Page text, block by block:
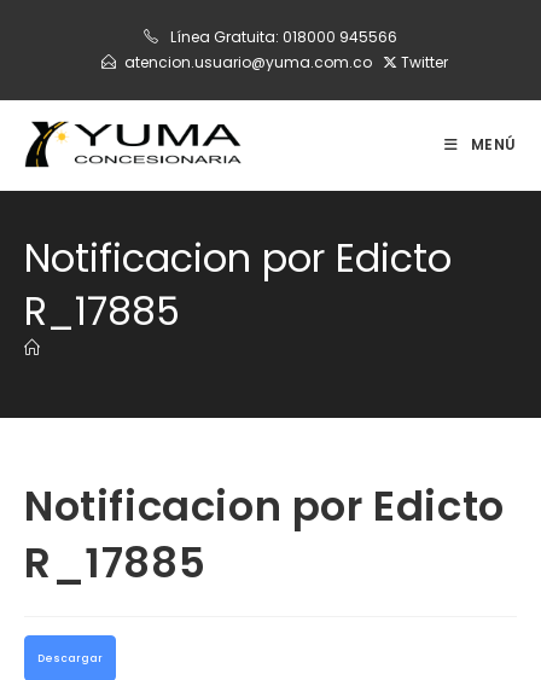
Línea Gratuita: 018000 945566
atencion.usuario@yuma.com.co
Twitter
MENÚ
Notificacion por Edicto
R_17885
Notificacion por Edicto
R_17885
Descargar